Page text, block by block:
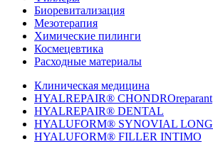
Биоревитализация
Мезотерапия
Химические пилинги
Космецевтика
Расходные материалы
Клиническая медицина
HYALREPAIR® CHONDROreparant
HYALREPAIR® DENTAL
HYALUFORM® SYNOVIAL LONG
HYALUFORM® FILLER INTIMO